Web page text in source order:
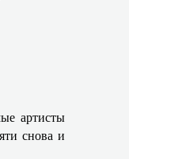
артисты
снова и